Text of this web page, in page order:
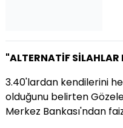
"ALTERNATİF SİLAHLAR
3.40'lardan kendilerini
olduğunu belirten
Merkez Bankası'ndan